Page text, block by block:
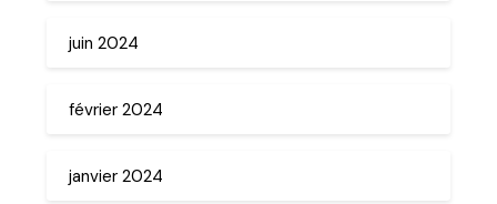
juin 2024
février 2024
janvier 2024